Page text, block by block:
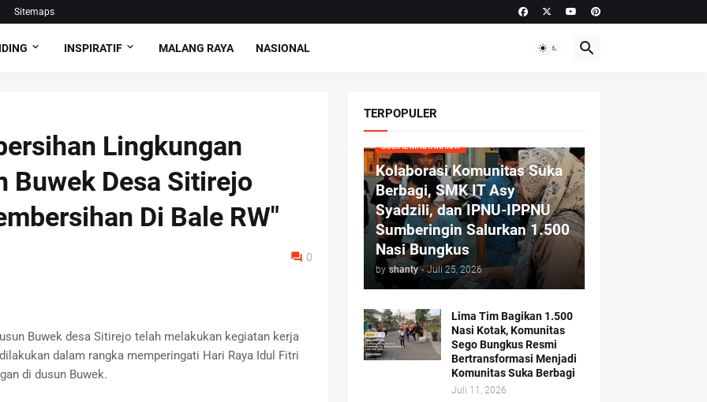
Sitemaps
INSPIRATIF MALANG RAYA NASIONAL
Lingkungan
Buwek Desa Sitirejo
Di Bale RW"
0
Buwek desa Sitirejo telah melakukan kegiatan kerja
dalam rangka memperingati Hari Raya Idul Fitri
di dusun Buwek.
TERPOPULER
SOSIAL MASYARAKAT
Kolaborasi Komunitas Suka
Berbagi, SMK IT Asy
Syadzili, dan IPNU-IPPNU
Sumberingin Salurkan 1.500
Nasi Bungkus
by shanty - Juli 25, 2026
Lima Tim Bagikan 1.500
Nasi Kotak, Komunitas
Sego Bungkus Resmi
Bertransformasi Menjadi
Komunitas Suka Berbagi
Juli 11, 2026